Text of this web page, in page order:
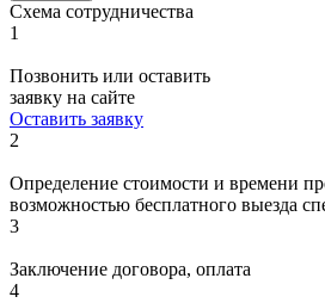
Схема сотрудничества
1
Позвонить или оставить
заявку на сайте
Оставить заявку
2
Определение стоимости и времени
возможностью бесплатного выезда
3
Заключение договора, оплата
4